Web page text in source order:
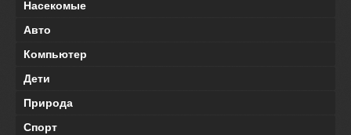
Насекомые
Авто
Компьютер
Дети
Природа
Спорт